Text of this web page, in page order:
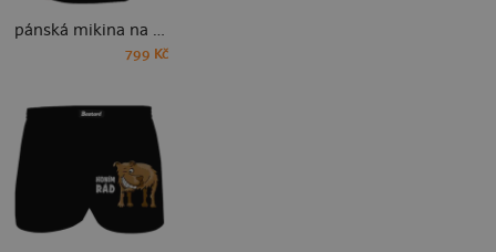
pánská mikina na zip
799 Kč